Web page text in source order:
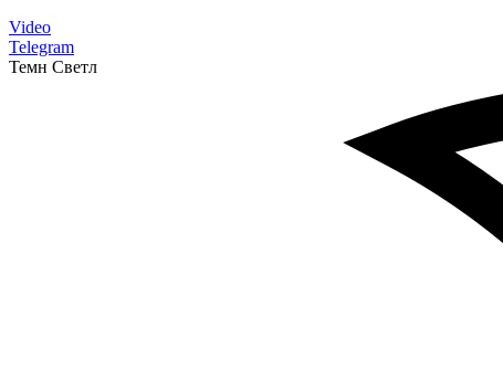
Video
Telegram
Темн Светл